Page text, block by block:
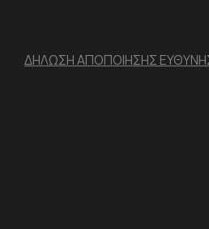
ΔΗΛΩΣΗ ΑΠΟΠΟΙΗΣΗΣ